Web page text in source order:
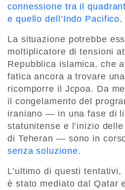
connessione tra il
e quello dell’Indo Pacifico.
La situazione potrebbe
moltiplicatore di tensioni
Repubblica islamica, che
fatica ancora a trovare
ricomporre il Jcpoa. Da
il congelamento del
iraniano — in una fase di
statunitense e l’inizio
di Teheran — sono in
senza soluzione.
L’ultimo di questi
è stato mediato dal Qatar